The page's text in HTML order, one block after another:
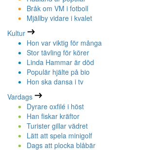
Bråk om VM i fotboll
Mjällby vidare i kvalet
Kultur
Hon var viktig för många
Stor tävling för körer
Linda Hammar är död
Populär hjälte på bio
Hon ska dansa i tv
Vardags
Dyrare oxfilé i höst
Han fiskar kräftor
Turister gillar vädret
Lätt att spela minigolf
Dags att plocka blåbär